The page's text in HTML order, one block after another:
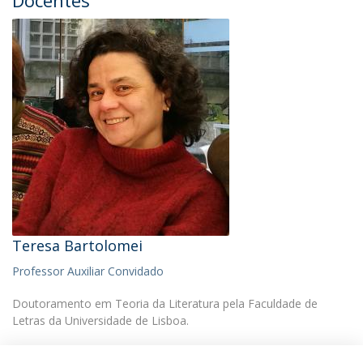
Teresa Bartolomei
Professor Auxiliar Convidado
Doutoramento em Teoria da Literatura pela Faculdade de
Letras da Universidade de Lisboa.